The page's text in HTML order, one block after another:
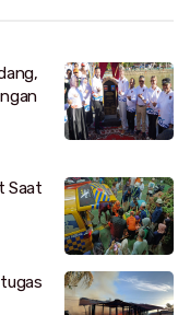
Saat